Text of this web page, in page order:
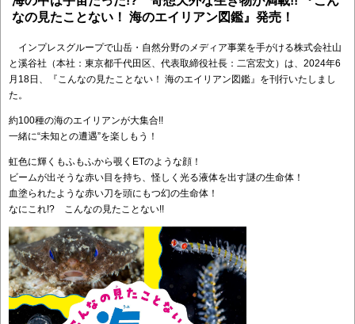
なの見たことない！ 海のエイリアン図鑑』発売！
インプレスグループで山岳・自然分野のメディア事業を手がける株式会社山
と溪谷社（本社：東京都千代田区、代表取締役社長：二宮宏文）は、2024年6
月18日、『こんなの見たことない！ 海のエイリアン図鑑』を刊行いたしまし
た。
約100種の海のエイリアンが大集合!!
一緒に“未知との遭遇”を楽しもう！
虹色に輝くもふもふから覗くETのような顔！
ビームが出そうな赤い目を持ち、怪しく光る液体を出す謎の生命体！
血塗られたような赤い刀を頭にもつ幻の生命体！
なにこれ!? こんなの見たことない!!